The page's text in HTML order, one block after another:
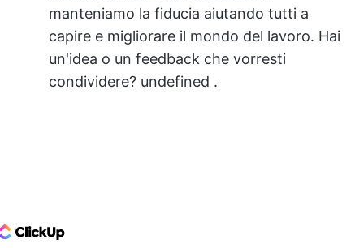
manteniamo la fiducia aiutando tutti a
capire e migliorare il mondo del lavoro. Hai
un'idea o un feedback che vorresti
condividere? undefined .
Logo